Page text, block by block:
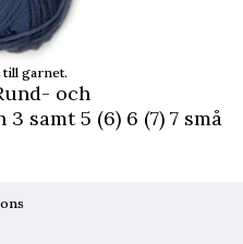
till garnet.
och
samt 5 (6) 6 (7) 7 små